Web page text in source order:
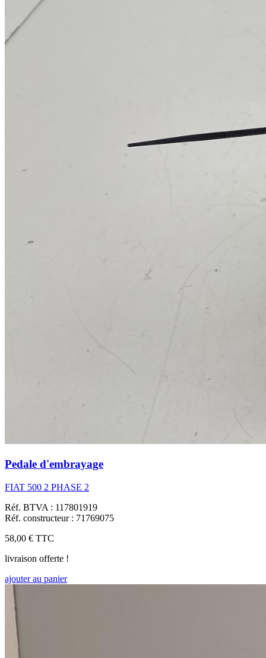
Pedale d'embrayage
FIAT 500 2 PHASE 2
Réf. BTVA : 117801919
Réf. constructeur : 71769075
58,00 € TTC
livraison offerte !
ajouter au panier